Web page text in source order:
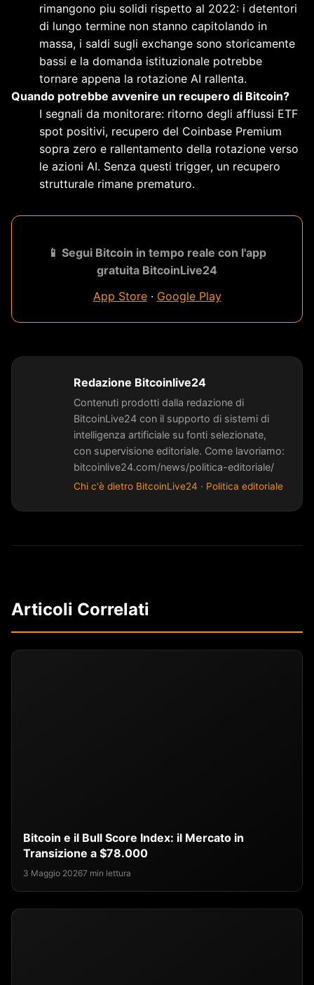
rimangono piu solidi rispetto al 2022: i detentori
di lungo termine non stanno capitolando in
massa, i saldi sugli exchange sono storicamente
bassi e la domanda istituzionale potrebbe
tornare appena la rotazione AI rallenta.
Quando potrebbe avvenire un recupero di Bitcoin?
I segnali da monitorare: ritorno degli afflussi ETF
spot positivi, recupero del Coinbase Premium
sopra zero e rallentamento della rotazione verso
le azioni AI. Senza questi trigger, un recupero
strutturale rimane prematuro.
📱 Segui Bitcoin in tempo reale con l'app
gratuita BitcoinLive24
App Store· Google Play
Redazione Bitcoinlive24
Contenuti prodotti dalla redazione di
BitcoinLive24 con il supporto di sistemi di
intelligenza artificiale su fonti selezionate,
con supervisione editoriale. Come lavoriamo:
bitcoinlive24.com/news/politica-editoriale/
Chi c'è dietro BitcoinLive24 · Politica editoriale
Articoli Correlati
Bitcoin e il Bull Score Index: il Mercato in
Transizione a $78.000
3 Maggio 20267 min lettura